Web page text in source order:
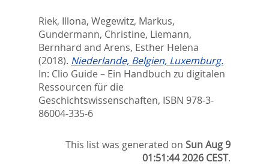
Riek, Illona, Wegewitz, Markus,
Gundermann, Christine, Liemann,
Bernhard and Arens, Esther Helena
(2018). Niederlande, Belgien, Luxemburg.
In: Clio Guide – Ein Handbuch zu digitalen
Ressourcen für die
Geschichtswissenschaften, ISBN 978-3-
86004-335-6
This list was generated onSun Aug 9
01:51:44 2026 CEST.